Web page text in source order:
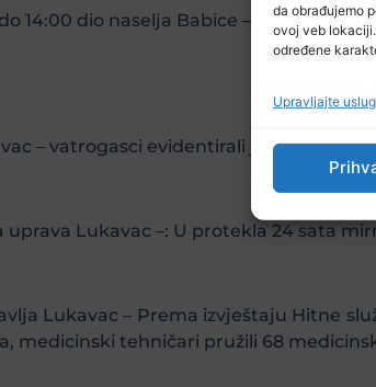
da obrađujemo
ovoj veb
određene
Upravljajte
14:00 dio naselja Babice – Bleke
– vatrogasci evidentirali jednu
uprava Lukavac –: U protekla 24 sata
Lukavac – Prema izvještaju Hitne
medicinski tehničari pružili 68